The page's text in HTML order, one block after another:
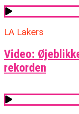
LA Lakers
Video:
rekorden